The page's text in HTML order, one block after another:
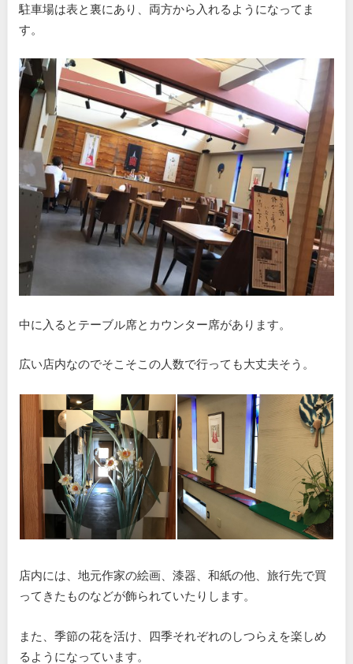
駐車場は表と裏にあり、両方から入れるようになってま
す。
中に入るとテーブル席とカウンター席があります。
広い店内なのでそこそこの人数で行っても大丈夫そう。
店内には、地元作家の絵画、漆器、和紙の他、旅行先で買
ってきたものなどが飾られていたりします。
また、季節の花を活け、四季それぞれのしつらえを楽しめ
るようになっています。